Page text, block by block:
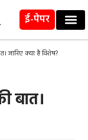
ई-पेपर
जानिए क्या है विशेष?
बात।